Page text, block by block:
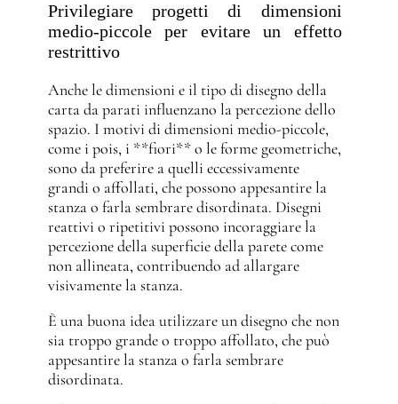
Privilegiare progetti di dimensioni
medio-piccole per evitare un effetto
restrittivo
Anche le dimensioni e il tipo di disegno della
carta da parati influenzano la percezione dello
spazio. I motivi di dimensioni medio-piccole,
come i pois, i **fiori** o le forme geometriche,
sono da preferire a quelli eccessivamente
grandi o affollati, che possono appesantire la
stanza o farla sembrare disordinata. Disegni
reattivi o ripetitivi possono incoraggiare la
percezione della superficie della parete come
non allineata, contribuendo ad allargare
visivamente la stanza.
È una buona idea utilizzare un disegno che non
sia troppo grande o troppo affollato, che può
appesantire la stanza o farla sembrare
disordinata.